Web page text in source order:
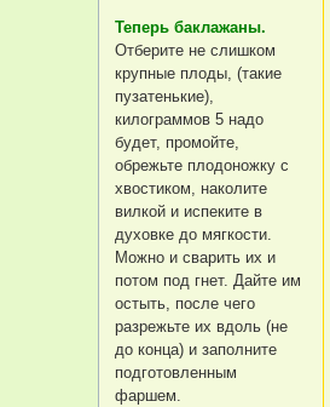
Теперь баклажаны.
Отберите не слишком
крупные плоды, (такие
пузатенькие),
килограммов 5 надо
будет, промойте,
обрежьте плодоножку с
хвостиком, наколите
вилкой и испеките в
духовке до мягкости.
Можно и сварить их и
потом под гнет. Дайте им
остыть, после чего
разрежьте их вдоль (не
до конца) и заполните
подготовленным
фаршем.